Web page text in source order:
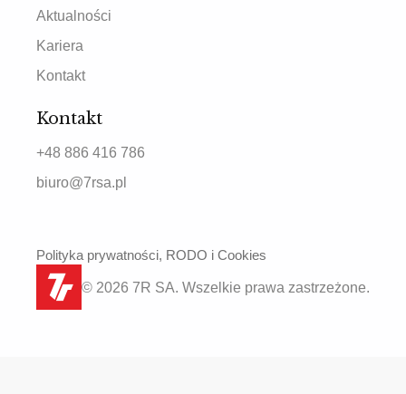
Aktualności
Kariera
Kontakt
Kontakt
+48 886 416 786
biuro@7rsa.pl
© 2026 7R SA. Wszelkie prawa zastrzeżone.
Polityka prywatności, RODO i Cookies